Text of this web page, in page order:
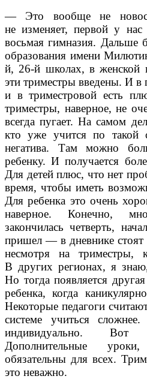
— Это вообще не
не изменяет, первой у
восьмая гимназия.
образования имени
й, 26-й школах, в женской
эти триместры введены. И в
и в триместровой есть
триместры, наверное, не
всегда пугает. На самом
кто уже учится по
негатива. Там можно
ребенку. И получается
Для детей плюс, что нет
время, чтобы иметь
Для ребенка это очень
наверное. Конечно,
закончилась четверть,
пришел — в дневнике стоят
несмотря на триместры,
В других регионах, я
Но тогда появляется
ребенка, когда
Некоторые педагоги
системе учиться
индивидуально. Вот
Дополнительные
обязательны для всех.
это неважно.